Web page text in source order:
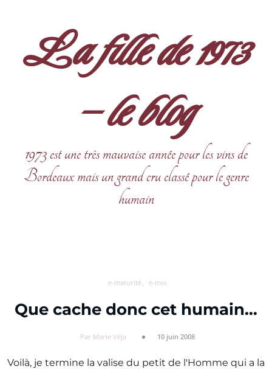
La fille de 1973
– le blog
1973 est une très mauvaise année pour les vins de
Bordeaux mais un grand cru classé pour le genre
humain
e-maturité e-moi
Que cache donc cet humain…
Par Marie Véja 10 juin 2008
Voilà, je termine la valise du petit de l'Homme qui a la